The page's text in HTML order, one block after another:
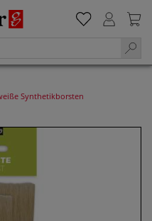
Synthetikborsten